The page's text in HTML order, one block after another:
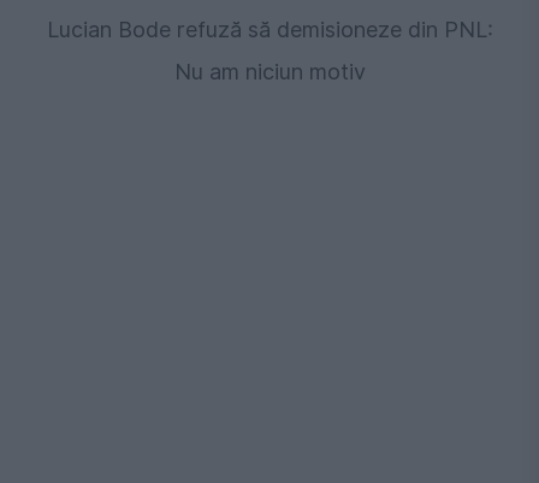
Lucian Bode refuză să demisioneze din PNL:
Nu am niciun motiv